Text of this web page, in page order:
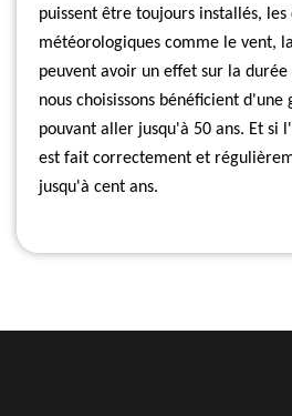
puissent être toujours installés, les
météorologiques comme le vent,
peuvent avoir un effet sur la
nous choisissons bénéficient
pouvant aller jusqu'à 50 ans. Et si
est fait correctement et
jusqu'à cent ans.